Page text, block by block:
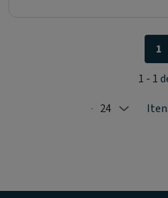
Selected: 24
24
1
1 - 1